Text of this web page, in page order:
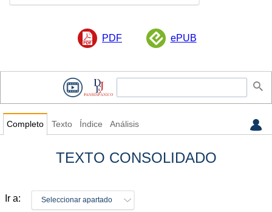
PDF ePUB
Completo Texto Índice Análisis
TEXTO CONSOLIDADO
Ir a: Seleccionar apartado